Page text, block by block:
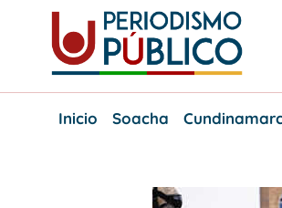
content
Periodismo
Noticias
Inicio
Soacha